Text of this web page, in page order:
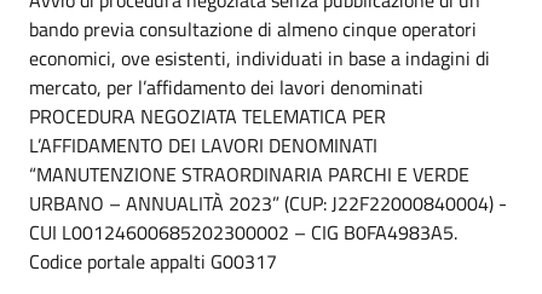
bando previa consultazione di almeno cinque operatori
economici, ove esistenti, individuati in base a indagini di
mercato, per l’affidamento dei lavori denominati
PROCEDURA NEGOZIATA TELEMATICA PER
L’AFFIDAMENTO DEI LAVORI DENOMINATI
“MANUTENZIONE STRAORDINARIA PARCHI E VERDE
URBANO – ANNUALITÀ 2023” (CUP: J22F22000840004) -
CUI L00124600685202300002 – CIG B0FA4983A5.
Codice portale appalti G00317